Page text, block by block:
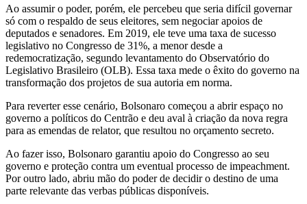
Ao assumir o poder, porém, ele percebeu que seria difícil governar
só com o respaldo de seus eleitores, sem negociar apoios de
deputados e senadores. Em 2019, ele teve uma taxa de sucesso
legislativo no Congresso de 31%, a menor desde a
redemocratização, segundo levantamento do Observatório do
Legislativo Brasileiro (OLB). Essa taxa mede o êxito do governo na
transformação dos projetos de sua autoria em norma.
Para reverter esse cenário, Bolsonaro começou a abrir espaço no
governo a políticos do Centrão e deu aval à criação da nova regra
para as emendas de relator, que resultou no orçamento secreto.
Ao fazer isso, Bolsonaro garantiu apoio do Congresso ao seu
governo e proteção contra um eventual processo de impeachment.
Por outro lado, abriu mão do poder de decidir o destino de uma
parte relevante das verbas públicas disponíveis.